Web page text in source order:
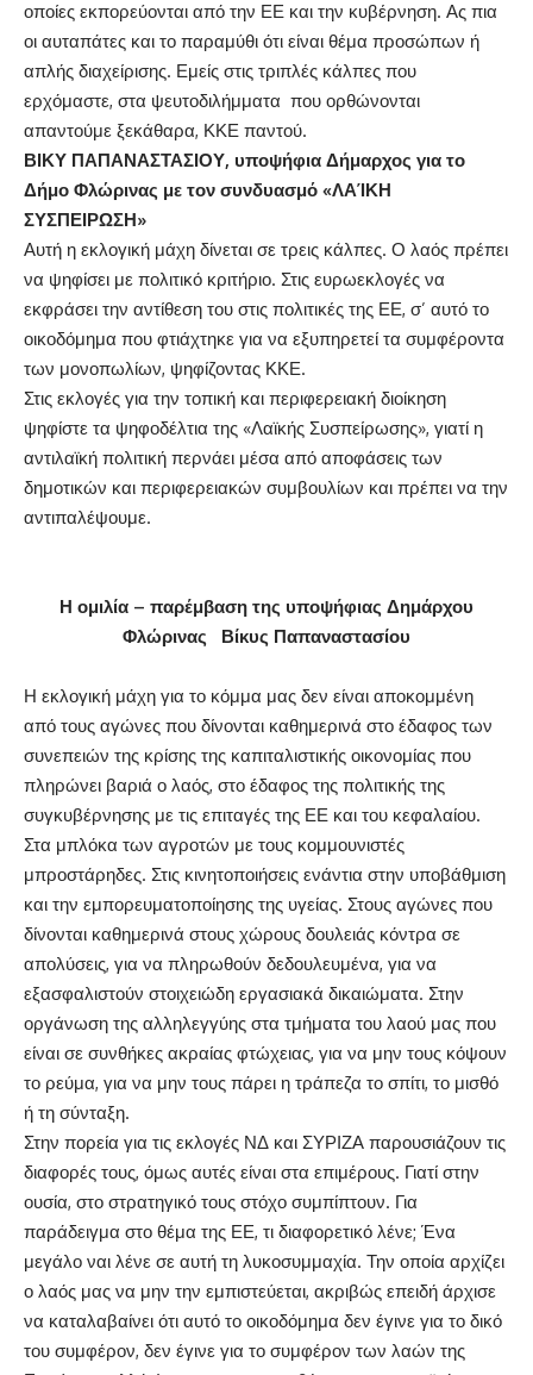
οποίες εκπορεύονται από την ΕΕ και την κυβέρνηση. Ας πια
οι αυταπάτες και το παραμύθι ότι είναι θέμα προσώπων ή
απλής διαχείρισης. Εμείς στις τριπλές κάλπες που
ερχόμαστε, στα ψευτοδιλήμματα που ορθώνονται
απαντούμε ξεκάθαρα, ΚΚΕ παντού.
ΒΙΚΥ ΠΑΠΑΝΑΣΤΑΣΙΟΥ, υποψήφια Δήμαρχος για το
Δήμο Φλώρινας με τον συνδυασμό «ΛΑΊΚΗ
ΣΥΣΠΕΙΡΩΣΗ»
Αυτή η εκλογική μάχη δίνεται σε τρεις κάλπες. Ο λαός πρέπει
να ψηφίσει με πολιτικό κριτήριο. Στις ευρωεκλογές να
εκφράσει την αντίθεση του στις πολιτικές της ΕΕ, σ’ αυτό το
οικοδόμημα που φτιάχτηκε για να εξυπηρετεί τα συμφέροντα
των μονοπωλίων, ψηφίζοντας ΚΚΕ.
Στις εκλογές για την τοπική και περιφερειακή διοίκηση
ψηφίστε τα ψηφοδέλτια της «Λαϊκής Συσπείρωσης», γιατί η
αντιλαϊκή πολιτική περνάει μέσα από αποφάσεις των
δημοτικών και περιφερειακών συμβουλίων και πρέπει να την
αντιπαλέψουμε.
Η ομιλία – παρέμβαση της υποψήφιας Δημάρχου
Φλώρινας Βίκυς Παπαναστασίου
Η εκλογική μάχη για το κόμμα μας δεν είναι αποκομμένη
από τους αγώνες που δίνονται καθημερινά στο έδαφος των
συνεπειών της κρίσης της καπιταλιστικής οικονομίας που
πληρώνει βαριά ο λαός, στο έδαφος της πολιτικής της
συγκυβέρνησης με τις επιταγές της ΕΕ και του κεφαλαίου.
Στα μπλόκα των αγροτών με τους κομμουνιστές
μπροστάρηδες. Στις κινητοποιήσεις ενάντια στην υποβάθμιση
και την εμπορευματοποίησης της υγείας. Στους αγώνες που
δίνονται καθημερινά στους χώρους δουλειάς κόντρα σε
απολύσεις, για να πληρωθούν δεδουλευμένα, για να
εξασφαλιστούν στοιχειώδη εργασιακά δικαιώματα. Στην
οργάνωση της αλληλεγγύης στα τμήματα του λαού μας που
είναι σε συνθήκες ακραίας φτώχειας, για να μην τους κόψουν
το ρεύμα, για να μην τους πάρει η τράπεζα το σπίτι, το μισθό
ή τη σύνταξη.
Στην πορεία για τις εκλογές ΝΔ και ΣΥΡΙΖΑ παρουσιάζουν τις
διαφορές τους, όμως αυτές είναι στα επιμέρους. Γιατί στην
ουσία, στο στρατηγικό τους στόχο συμπίπτουν. Για
παράδειγμα στο θέμα της ΕΕ, τι διαφορετικό λένε; Ένα
μεγάλο ναι λένε σε αυτή τη λυκοσυμμαχία. Την οποία αρχίζει
ο λαός μας να μην την εμπιστεύεται, ακριβώς επειδή άρχισε
να καταλαβαίνει ότι αυτό το οικοδόμημα δεν έγινε για το δικό
του συμφέρον, δεν έγινε για το συμφέρον των λαών της